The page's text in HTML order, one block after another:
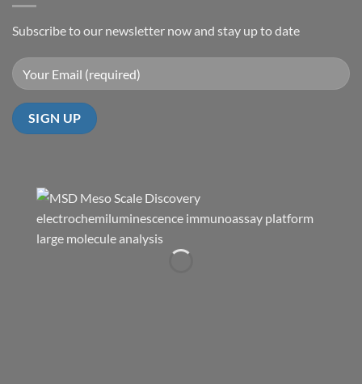
Subscribe to our newsletter now and stay up to date